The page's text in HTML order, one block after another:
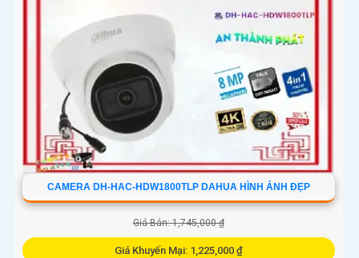
CAMERA DH-HAC-HDW1800TLP DAHUA HÌNH ẢNH ĐẸP
Giá Bán: 1,745,000 ₫
Giá Khuyến Mại: 1,225,000 ₫